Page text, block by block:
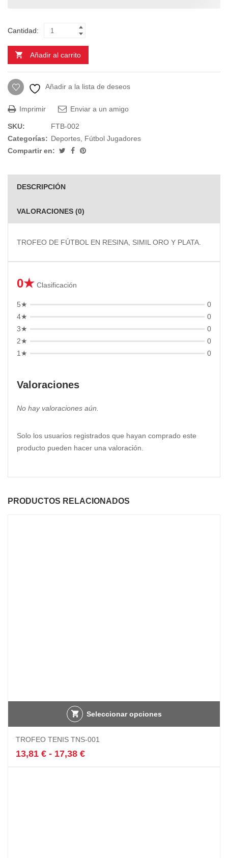
Cantidad:
Añadir al carrito
Añadir a la lista de deseos
Imprimir Enviar a un amigo
SKU:
FTB-002
Categorías: Deportes, Fútbol Jugadores
Compartir en:
DESCRIPCIÓN
VALORACIONES (0)
TROFEO DE FÚTBOL EN RESINA, SIMIL ORO Y PLATA.
0★ Clasificación
5★
0
4★
0
3★
0
2★
0
1★
0
Valoraciones
No hay valoraciones aún.
Solo los usuarios registrados que hayan comprado este
producto pueden hacer una valoración.
PRODUCTOS RELACIONADOS
Seleccionar opciones
producto
tiene
TROFEO TENIS TNS-001
13,81 € - 17,38 €Rango